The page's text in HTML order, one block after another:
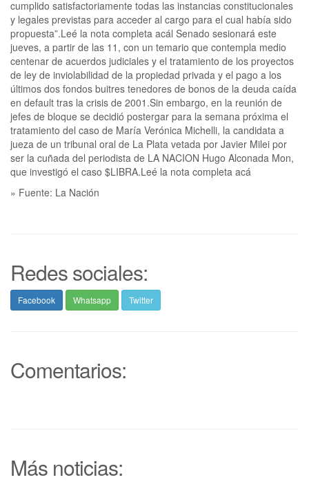
cumplido satisfactoriamente todas las instancias constitucionales
y legales previstas para acceder al cargo para el cual había sido
propuesta”.Leé la nota completa acál Senado sesionará este
jueves, a partir de las 11, con un temario que contempla medio
centenar de acuerdos judiciales y el tratamiento de los proyectos
de ley de inviolabilidad de la propiedad privada y el pago a los
últimos dos fondos buitres tenedores de bonos de la deuda caída
en default tras la crisis de 2001.Sin embargo, en la reunión de
jefes de bloque se decidió postergar para la semana próxima el
tratamiento del caso de María Verónica Michelli, la candidata a
jueza de un tribunal oral de La Plata vetada por Javier Milei por
ser la cuñada del periodista de LA NACION Hugo Alconada Mon,
que investigó el caso $LIBRA.Leé la nota completa acá
» Fuente: La Nación
Redes sociales:
Facebook Whatsapp Twitter
Comentarios:
Más noticias: